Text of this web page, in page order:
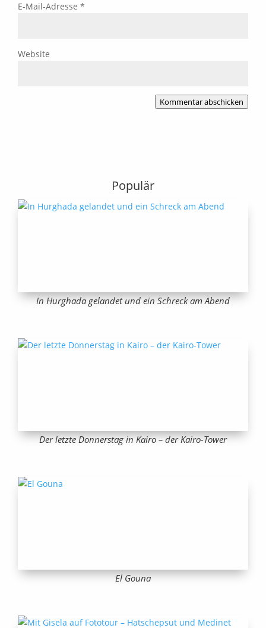
E-Mail-Adresse *
Website
Kommentar abschicken
Populär
In Hurghada gelandet und ein Schreck am Abend
Der letzte Donnerstag in Kairo – der Kairo-Tower
El Gouna